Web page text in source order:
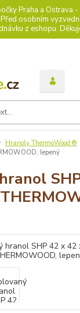
Praha a Ostrava
osobním
z eshopu.
Hranoly ThermoWood ®
lepený